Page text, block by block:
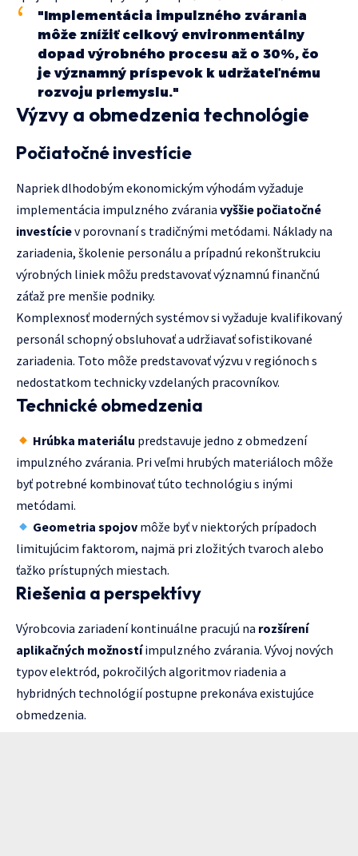
"Implementácia impulzného zvárania
môže znížiť celkový environmentálny
dopad výrobného procesu až o 30%, čo
je významný príspevok k udržateľnému
rozvoju priemyslu."
Výzvy a obmedzenia technológie
Počiatočné investície
Napriek dlhodobým ekonomickým výhodám vyžaduje
implementácia impulzného zvárania vyššie počiatočné
investíciev porovnaní s tradičnými metódami. Náklady na
zariadenia, školenie personálu a prípadnú rekonštrukciu
výrobných liniek môžu predstavovať významnú finančnú
záťaž pre menšie podniky.
Komplexnosť moderných systémov si vyžaduje kvalifikovaný
personál schopný obsluhovať a udržiavať sofistikované
zariadenia. Toto môže predstavovať výzvu v regiónoch s
nedostatkom technicky vzdelaných pracovníkov.
Technické obmedzenia
Hrúbka materiálu predstavuje jedno z obmedzení
impulzného zvárania. Pri veľmi hrubých materiáloch môže
byť potrebné kombinovať túto technológiu s inými
metódami.
Geometria spojov môže byť v niektorých prípadoch
limitujúcim faktorom, najmä pri zložitých tvaroch alebo
ťažko prístupných miestach.
Riešenia a perspektívy
Výrobcovia zariadení kontinuálne pracujú na rozšírení
aplikačných možnostíimpulzného zvárania. Vývoj nových
typov elektród, pokročilých algoritmov riadenia a
hybridných technológií postupne prekonáva existujúce
obmedzenia.